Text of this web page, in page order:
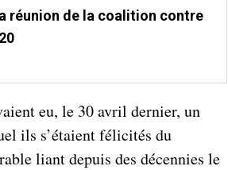
réunion de la coalition contre
eu, le 30 avril dernier, un
ils s’étaient félicités du
liant depuis des décennies le